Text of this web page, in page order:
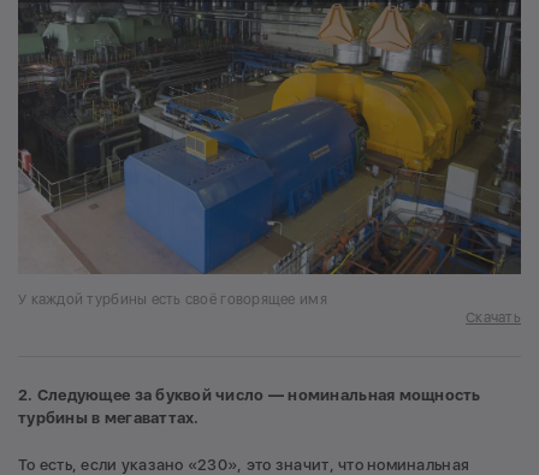
У каждой турбины есть своё говорящее имя
Скачать
2. Следующее за буквой число — номинальная мощность
турбины в мегаваттах.
То есть, если указано «230», это значит, что номинальная